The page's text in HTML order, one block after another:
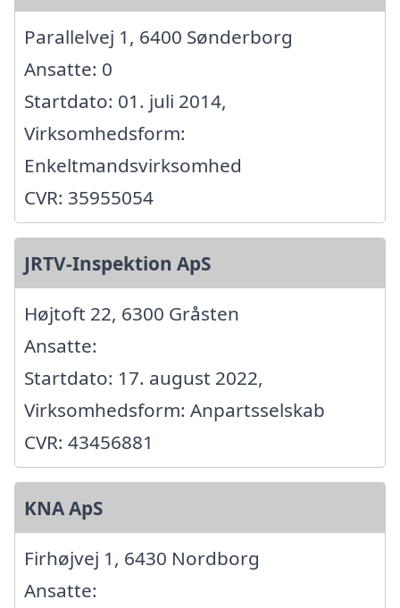
Parallelvej 1, 6400 Sønderborg
Ansatte: 0
Startdato: 01. juli 2014,
Virksomhedsform:
Enkeltmandsvirksomhed
CVR: 35955054
JRTV-Inspektion ApS
Højtoft 22, 6300 Gråsten
Ansatte:
Startdato: 17. august 2022,
Virksomhedsform: Anpartsselskab
CVR: 43456881
KNA ApS
Firhøjvej 1, 6430 Nordborg
Ansatte: